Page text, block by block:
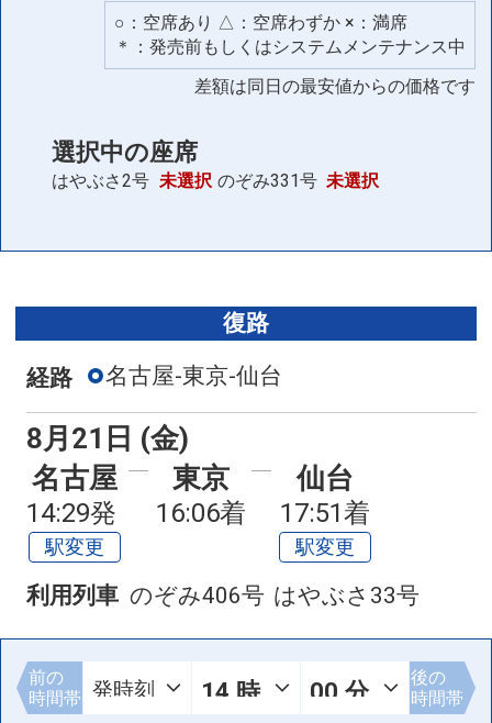
○：空席あり △：空席わずか ×：満席
＊：発売前もしくはシステムメンテナンス中
差額は同日の最安値からの価格です
選択中の座席
はやぶさ2号 未選択 のぞみ331号 未選択
復路
経路 名古屋-東京-仙台
8月21日 (金)
名古屋
14:29発
駅変更
東京
16:06着
仙台
17:51着
駅変更
利用列車 のぞみ406号 はやぶさ33号
前の
時間帯
後の
時間帯